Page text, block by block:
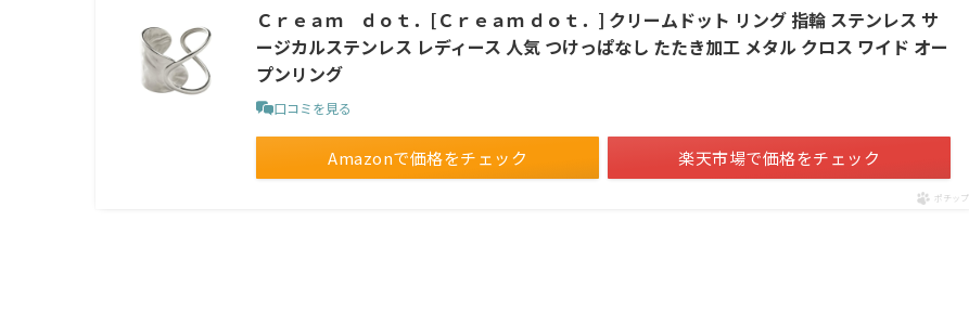
Ｃｒｅａｍ ｄｏｔ．[Ｃｒｅａｍ ｄｏｔ．] クリームドット リング 指輪 ステンレス サ
ージカルステンレス レディース 人気 つけっぱなし たたき加工 メタル クロス ワイド オー
プンリング
口コミを見る
Amazonで価格をチェック 楽天市場で価格をチェック
ポチップ